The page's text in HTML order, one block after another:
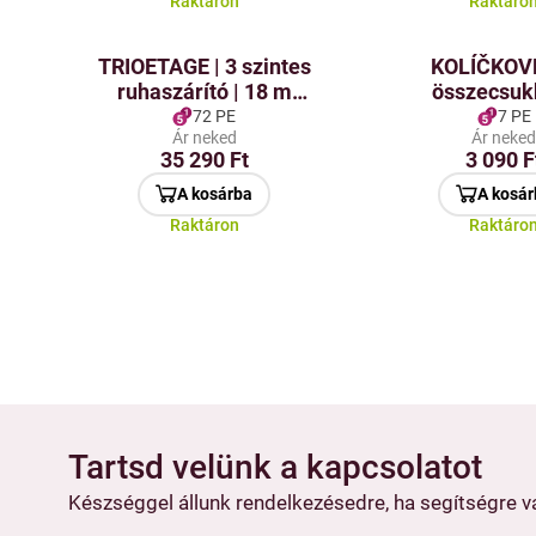
TRIOETAGE | 3 szintes
ruhaszárító | 18 m
szárítófelület & 14 fogas
72 PE
Ár neked
35 290 Ft
A kosárba
Raktáron
ruhaszárító7 PE
Ár neked
3 090
A
Raktáron
Tartsd velünk a kapcsolatot
Készséggel állunk rendelkezésedre, ha segítségre